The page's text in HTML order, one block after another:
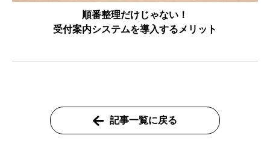
順番整理だけじゃない！
受付案内システムを導入するメリット
記事一覧に戻る